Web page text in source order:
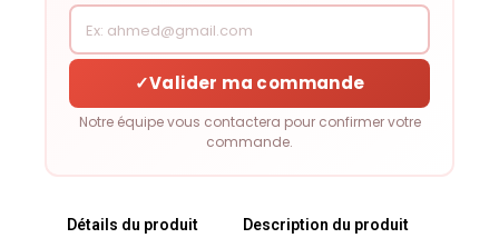
✓Valider ma commande
Notre équipe vous contactera pour confirmer votre
commande.
Détails du produit Description du produit